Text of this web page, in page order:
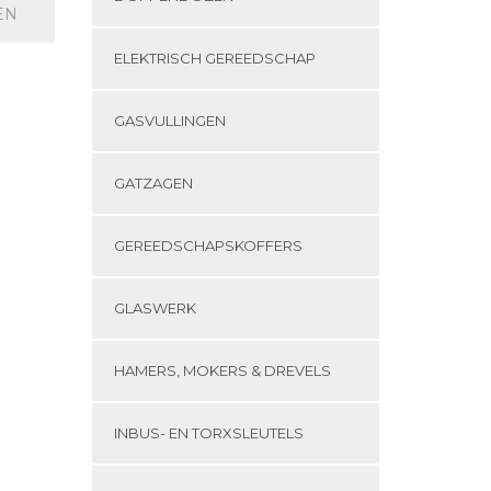
ELEKTRISCH GEREEDSCHAP
GASVULLINGEN
GATZAGEN
GEREEDSCHAPSKOFFERS
GLASWERK
HAMERS, MOKERS & DREVELS
INBUS- EN TORXSLEUTELS